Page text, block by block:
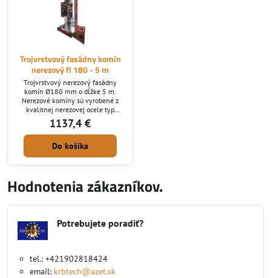
Trojvrstvový fasádny komín
nerezový fi 180 - 5 m
Trojvrstvový nerezový fasádny
komín Ø180 mm o dĺžke 5 m.
Nerezové komíny sú vyrobené z
kvalitnej nerezovej ocele typ
1.4404 o hrúbke 0,6 mm a hrúbka
izolácie je 5 cm. Nerezové
izolované komíny sú obľúbené pre
svoj vzhľad, kvalitu a bezpečnosť a
rodinných domov, tak u
nie je technicky možné a esteticky
vhodné postaviť murovaný
1137,4 €
Do košíka
Hodnotenia zákazníkov.
Potrebujete poradiť?
tel.: +421902818424
email: krbtech@azet.sk